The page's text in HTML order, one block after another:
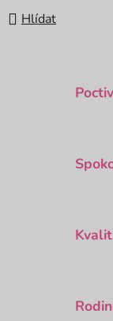
Hlídat